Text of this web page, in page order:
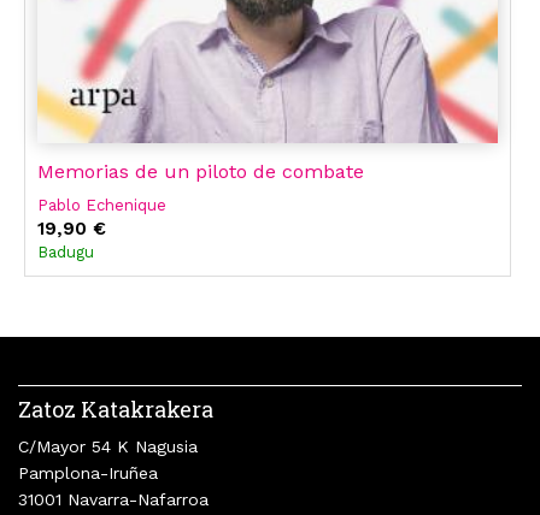
Memorias de un piloto de combate
Pablo Echenique
19,90 €
Badugu
Zatoz Katakrakera
C/Mayor 54 K Nagusia
Pamplona-Iruñea
31001 Navarra-Nafarroa